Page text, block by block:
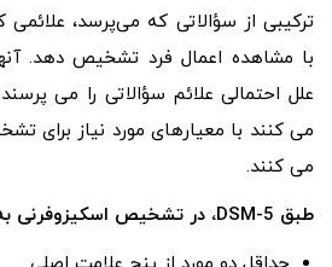
ترکیبی از سؤالاتی که می‌پرسد،
با مشاهده اعمال فرد تشخیص دهد.
علل احتمالی علائم سؤالاتی را می
می کنند با معیارهای مورد نیاز برای
می کنند.
طبق DSM-5، در تشخیص اسکیزوفرنی به موارد زیر نیاز است: